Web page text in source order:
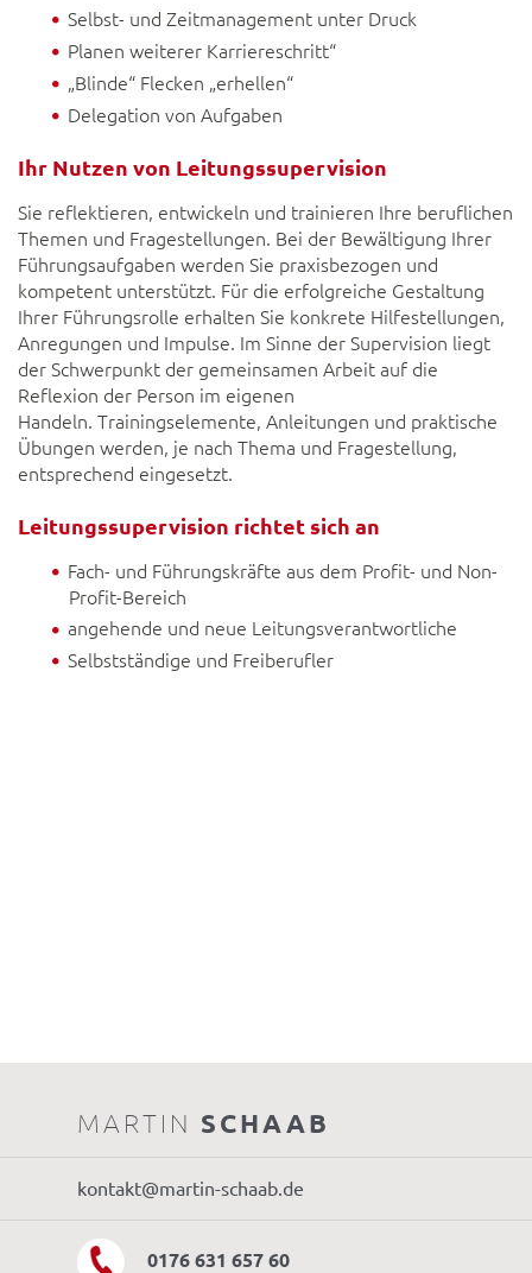
Selbst- und Zeitmanagement unter Druck
Planen weiterer Karriereschritt“
„Blinde“ Flecken „erhellen“
Delegation von Aufgaben
Ihr Nutzen von Leitungssupervision
Sie reflektieren, entwickeln und trainieren Ihre beruflichen
Themen und Fragestellungen. Bei der Bewältigung Ihrer
Führungsaufgaben werden Sie praxisbezogen und
kompetent unterstützt. Für die erfolgreiche Gestaltung
Ihrer Führungsrolle erhalten Sie konkrete Hilfestellungen,
Anregungen und Impulse. Im Sinne der Supervision liegt
der Schwerpunkt der gemeinsamen Arbeit auf die
Reflexion der Person im eigenen
Handeln. Trainingselemente, Anleitungen und praktische
Übungen werden, je nach Thema und Fragestellung,
entsprechend eingesetzt.
Leitungssupervision richtet sich an
Fach- und Führungskräfte aus dem Profit- und Non-
Profit-Bereich
angehende und neue Leitungsverantwortliche
Selbstständige und Freiberufler
MARTIN SCHAAB
kontakt@martin-schaab.de
0176 631 657 60